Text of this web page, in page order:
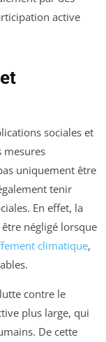
active
sociales et
mesures
uniquement être
tenir
En effet, la
négligé lorsque
climatique,
contre le
plus large, qui
De cette